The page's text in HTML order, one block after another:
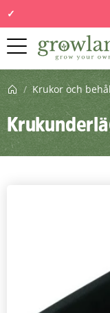
Startsida
/ Krukor och